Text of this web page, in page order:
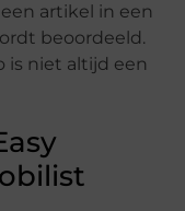
artikel in een
beoordeeld.
is niet altijd een